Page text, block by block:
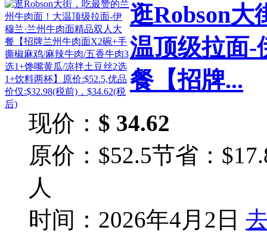
逛Robson大
温顶级拉面-
餐【招牌...
现价： $ 34.62
原价：$52.5节省：
人
时间：2026年4月2日